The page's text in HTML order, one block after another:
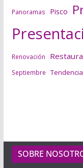
Panoramas Pisco
Renovación
Septiembre Tendencia
SOBRE